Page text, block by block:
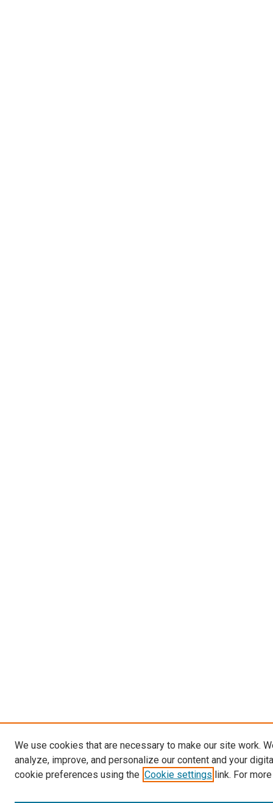
We use cookies that are necessary to make our site work.
analyze, improve, and personalize our content and your
cookie preferences using the Cookie settings link. For